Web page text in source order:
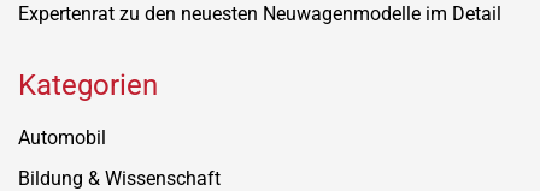
Expertenrat zu den neuesten Neuwagenmodelle im Detail
Kategorien
Automobil
Bildung & Wissenschaft